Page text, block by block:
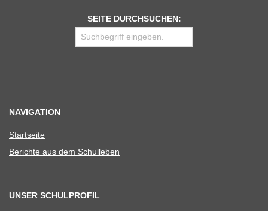
SEITE DURCHSUCHEN:
NAVIGATION
Start­seite
Berichte aus dem Schulleben
UNSER SCHULPROFIL